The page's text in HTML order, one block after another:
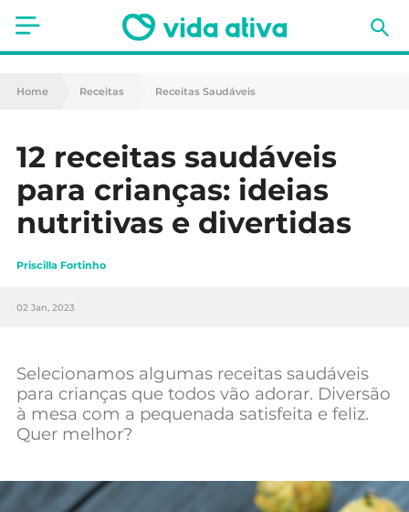
Saúde
Nutrição
Receitas
Fitness
Mães e Bebés
Home Receitas Receitas Saudáveis
12 receitas saudáveis
para crianças: ideias
nutritivas e divertidas
Priscilla Fortinho
02 Jan, 2023
Selecionamos algumas receitas saudáveis
para crianças que todos vão adorar. Diversão
à mesa com a pequenada satisfeita e feliz.
Quer melhor?